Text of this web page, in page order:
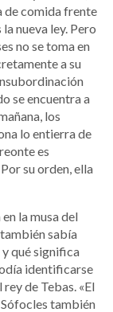
de comida frente
nueva ley. Pero
no se toma en
a su
se encuentra a
los
lo entierra de
es
su orden, ella
la musa del
sabía
qué significa
identificarse
de Tebas. «El
Sófocles también